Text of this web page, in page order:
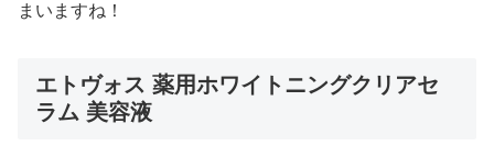
まいますね！
エトヴォス 薬用ホワイトニングクリアセ
ラム 美容液